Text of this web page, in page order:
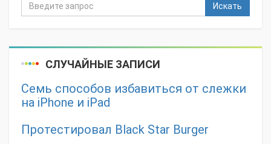
Искать
СЛУЧАЙНЫЕ ЗАПИСИ
Семь способов избавиться от слежки
на iPhone и iPad
Протестировал Black Star Burger